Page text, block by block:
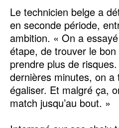
Le technicien belge a
en seconde période,
ambition. « On a
étape, de trouver le
prendre plus de
dernières minutes, on
égaliser. Et malgré ça,
match jusqu’au bout. »